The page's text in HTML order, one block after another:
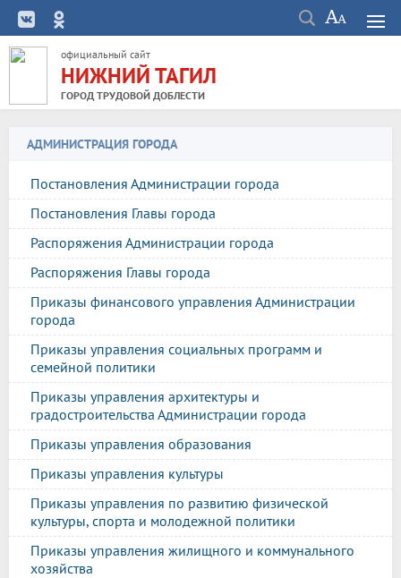
официальный сайт
НИЖНИЙ ТАГИЛ
ГОРОД ТРУДОВОЙ ДОБЛЕСТИ
АДМИНИСТРАЦИЯ ГОРОДА
Постановления Администрации города
Постановления Главы города
Распоряжения Администрации города
Распоряжения Главы города
Приказы финансового управления Администрации
города
Приказы управления социальных программ и
семейной политики
Приказы управления архитектуры и
градостроительства Администрации города
Приказы управления образования
Приказы управления культуры
Приказы управления по развитию физической
культуры, спорта и молодежной политики
Приказы управления жилищного и коммунального
хозяйства